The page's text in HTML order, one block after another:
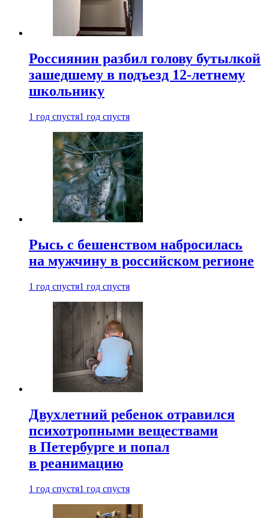
Россиянин разбил голову бутылкой
зашедшему в подъезд 12-летнему
школьнику
1 год спустя1 год спустя
Рысь с бешенством набросилась
на мужчину в российском регионе
1 год спустя1 год спустя
Двухлетний ребенок отравился
психотропными веществами
в Петербурге и попал
в реанимацию
1 год спустя1 год спустя